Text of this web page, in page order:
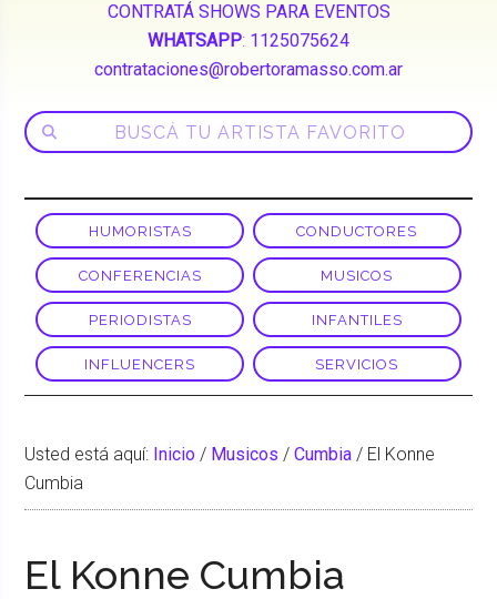
CONTRATÁ SHOWS PARA EVENTOS
WHATSAPP: 1125075624
contrataciones@robertoramasso.com.ar
HUMORISTAS CONDUCTORES
CONFERENCIAS MUSICOS
PERIODISTAS INFANTILES
INFLUENCERS SERVICIOS
Usted está aquí: Inicio / Musicos / Cumbia / El Konne
Cumbia
El Konne Cumbia